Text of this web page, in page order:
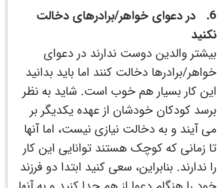
6. در دعوای خواهر/برادرهای دخالت
نکنید
بیشتر والدین دوست ندارند در دعوای
خواهر/برادرها دخالت کنند اما باید بدانید
این کار بسیار هم خوب است. شاید به نظر
برسد کودکان خودشان از عهده یکدیگر بر
می آیند و به دخالت نیازی نیست، اما آنها
تا زمانی که کوچک هستند توانایی این کار
را ندارند. بنابراین، سعی کنید ابتدا دو فرزند